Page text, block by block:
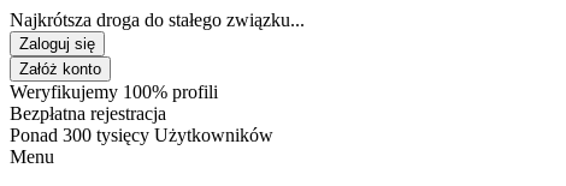
Najkrótsza droga do stałego związku...
Zaloguj się
Załóż konto
Weryfikujemy 100% profili
Bezpłatna rejestracja
Ponad 300 tysięcy Użytkowników
Menu